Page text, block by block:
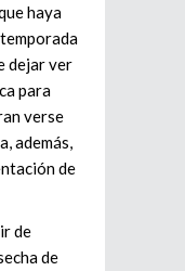
haya
dejar ver
para
verse
además,
de
de
de